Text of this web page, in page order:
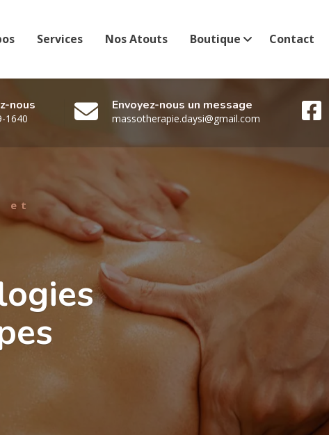
Services Nos Atouts Boutique Contact
nous
1640
Envoyez-nous un message
massotherapie.daysi@gmail.com